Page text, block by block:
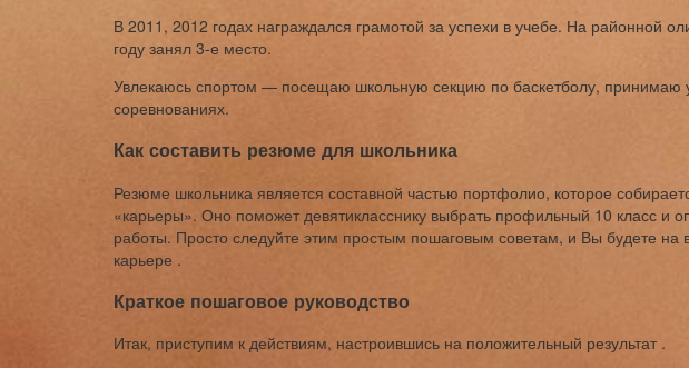
В 2011, 2012 годах награждался грамотой за успехи в учебе. На районной
году занял 3-е место.
Увлекаюсь спортом — посещаю школьную секцию по баскетболу, принимаю
соревнованиях.
Как составить резюме для школьника
Резюме школьника является составной частью портфолио, которое
«карьеры». Оно поможет девятикласснику выбрать профильный 10 класс и
работы. Просто следуйте этим простым пошаговым советам, и Вы будете на
карьере .
Краткое пошаговое руководство
Итак, приступим к действиям, настроившись на положительный результат .